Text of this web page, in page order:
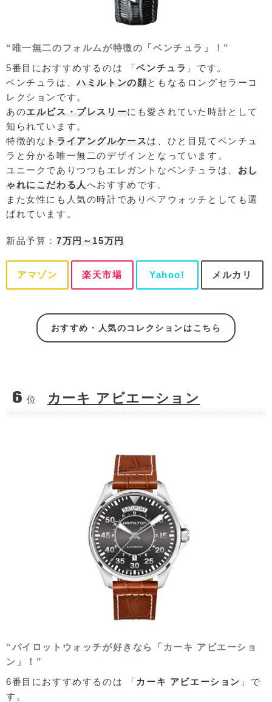
“唯一無二のフォルムが特徴の「ベンチュラ」！”
5番目におすすめするのは 「ベンチュラ 」です。
ベンチュラは、ハミルトンの顔ともなるロングセラーコ
レクションです。
あのエルビス・プレスリーにも愛されていた時計として
知られています。
特徴的な トライアングルケースは、ひと目見てベンチュ
ラと分かる唯一無二のデザインとなっています。
ユニークでありつつもエレガントなベンチュラは、 おし
ゃれにこだわる人 へおすすめです。
また女性にも人気の時計でありペアウォッチとしても選
ばれています。
新品予算： 7万円～15万円
アマゾン 楽天市場 Yahoo! メルカリ
おすすめ・人気のコレクションはこちら
6 位 カーキ アビエーション
“パイロットウォッチが好きなら「カーキ アビエーショ
ン」！”
6番目におすすめするのは 「 カーキ アビエーション 」で
す。